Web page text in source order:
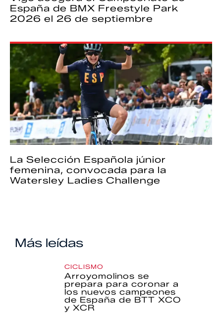
España de BMX Freestyle Park
2026 el 26 de septiembre
La Selección Española júnior
femenina, convocada para la
Watersley Ladies Challenge
Más leídas
CICLISMO
Arroyomolinos se
prepara para coronar a
los nuevos campeones
de España de BTT XCO
y XCR